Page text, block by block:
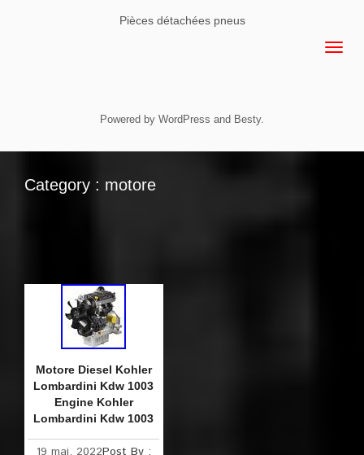
Pièces détachées pneus
Powered by WordPress and Besty.
Category : motore
Motore Diesel Kohler
Lombardini Kdw 1003
Engine Kohler
Lombardini Kdw 1003
19 mai, 2022Post By :